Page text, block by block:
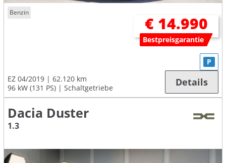
Benzin
€ 14.990
Bestpreisgarantie
EZ 04/2019
62.120 km
96 kW (131 PS)
Schaltgetriebe
P
Details
Dacia Duster
1.3